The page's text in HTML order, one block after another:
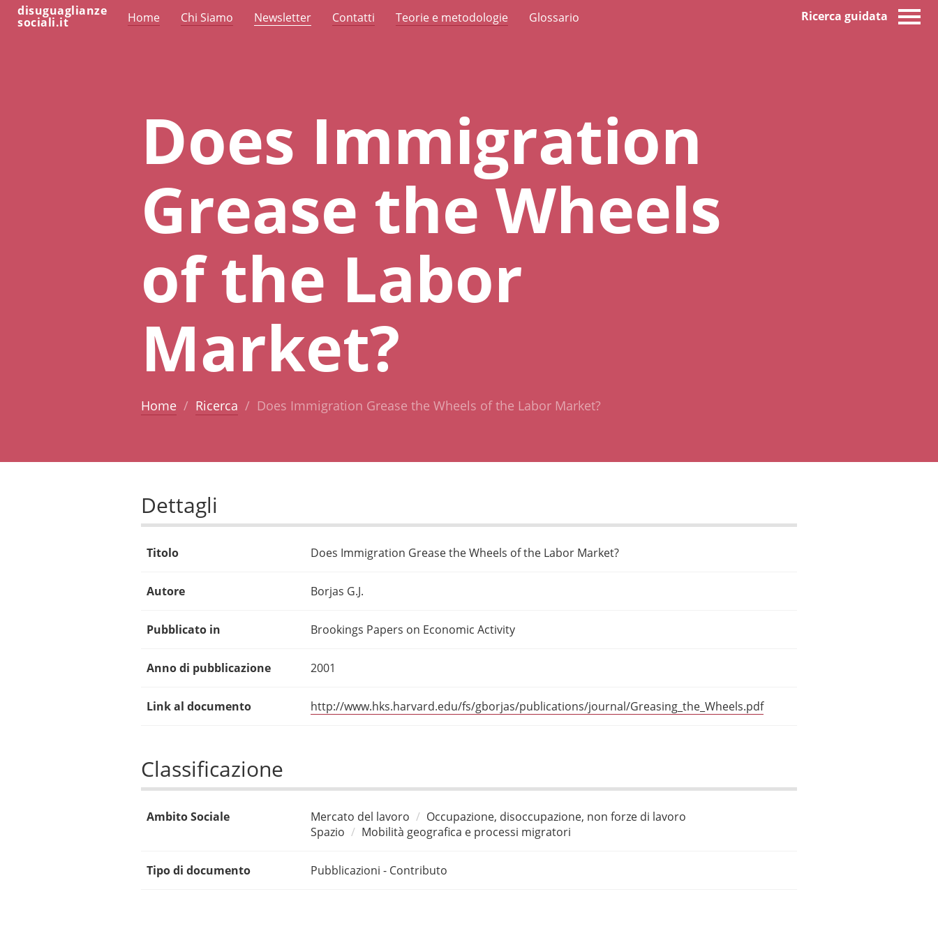
disuguaglianze
sociali.it Home Chi Siamo Newsletter Contatti Teorie e metodologie Glossario Ricerca guidata
Does Immigration
Grease the Wheels
of the Labor
Market?
Home Ricerca Does Immigration Grease the Wheels of the Labor Market?
Dettagli
Titolo Does Immigration Grease the Wheels of the Labor Market?
Autore Borjas G.J.
Pubblicato in Brookings Papers on Economic Activity
Anno di pubblicazione 2001
Link al documento http://www.hks.harvard.edu/fs/gborjas/publications/journal/Greasing_the_Wheels.pdf
Classificazione
Ambito Sociale Mercato del lavoro
Occupazione, disoccupazione, non forze di lavoro
Spazio
Mobilità geografica e processi migratori
Tipo di documento Pubblicazioni - Contributo